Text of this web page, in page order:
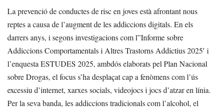
La prevenció de conductes de risc en joves està afrontant nous
reptes a causa de l’augment de les addiccions digitals. En els
darrers anys, i segons investigacions com l”Informe sobre
Addiccions Comportamentals i Altres Trastorns Addictius 2025′ i
l’enquesta ESTUDES 2025, ambdós elaborats pel Plan Nacional
sobre Drogas, el focus s’ha desplaçat cap a fenòmens com l’ús
excessiu d’internet, xarxes socials, videojocs i jocs d’atzar en línia.
Per la seva banda, les addiccions tradicionals com l’alcohol, el